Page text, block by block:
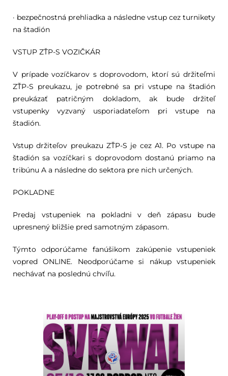
· bezpečnostná prehliadka a následne vstup cez turnikety
na štadión
VSTUP ZŤP-S VOZIČKÁR
V prípade vozíčkarov s doprovodom, ktorí sú držiteľmi
ZŤP-S preukazu, je potrebné sa pri vstupe na štadión
preukázať patričným dokladom, ak bude držiteľ
vstupenky vyzvaný usporiadateľom pri vstupe na
štadión.
Vstup držiteľov preukazu ZŤP-S je cez A1. Po vstupe na
štadión sa vozíčkari s doprovodom dostanú priamo na
tribúnu A a následne do sektora pre nich určených.
POKLADNE
Predaj vstupeniek na pokladni v deň zápasu bude
upresnený bližšie pred samotným zápasom.
Týmto odporúčame fanúšikom zakúpenie vstupeniek
vopred ONLINE. Neodporúčame si nákup vstupeniek
nechávať na poslednú chvíľu.